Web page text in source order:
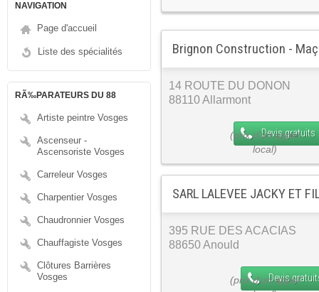
NAVIGATION
Page d'accueil
Liste des spécialités
RÃ‰PARATEURS DU 88
Artiste peintre Vosges
Ascenseur -
Ascensoriste Vosges
Carreleur Vosges
Charpentier Vosges
Chaudronnier Vosges
Chauffagiste Vosges
Clôtures Barrières
Vosges
Brignon Construction -
14 ROUTE DU DONON
88110 Allarmont
Devis gratuits
SARL LALEVEE JACKY ET
395 RUE DES ACACIAS
88650 Anould
Devis